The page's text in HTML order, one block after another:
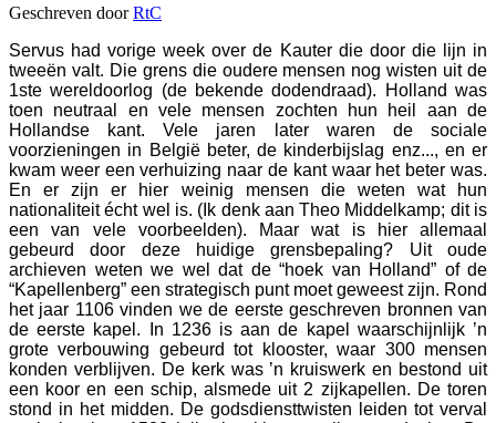
Geschreven doorRtC
Servus had vorige week over de Kauter die door die lijn in
tweeën valt. Die grens die oudere mensen nog wisten uit de
1ste wereldoorlog (de bekende dodendraad). Holland was
toen neutraal en vele mensen zochten hun heil aan de
Hollandse kant. Vele jaren later waren de sociale
voorzieningen in België beter, de kinderbijslag enz..., en er
kwam weer een verhuizing naar de kant waar het beter was.
En er zijn er hier weinig mensen die weten wat hun
nationaliteit écht wel is. (Ik denk aan Theo Middelkamp; dit is
een van vele voorbeelden). Maar wat is hier allemaal
gebeurd door deze huidige grensbepaling? Uit oude
archieven weten we wel dat de “hoek van Holland” of de
“Kapellenberg” een strategisch punt moet geweest zijn. Rond
het jaar 1106 vinden we de eerste geschreven bronnen van
de eerste kapel. In 1236 is aan de kapel waarschijnlijk ’n
grote verbouwing gebeurd tot klooster, waar 300 mensen
konden verblijven. De kerk was ’n kruiswerk en bestond uit
een koor en een schip, alsmede uit 2 zijkapellen. De toren
stond in het midden. De godsdiensttwisten leiden tot verval